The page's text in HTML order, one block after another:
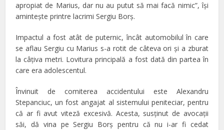
apropiat de Marius, dar nu au putut să mai facă nimic”, îşi
aminteşte printre lacrimi Sergiu Borş.
Impactul a fost atât de puternic, încât automobilul în care
se aflau Sergiu cu Marius s-a rotit de câteva ori şi a zburat
la câţiva metri. Lovitura principală a fost dată din partea în
care era adolescentul.
Învinuit de comiterea accidentului este Alexandru
Stepanciuc, un fost angajat al sistemului peniteciar, pentru
că ar fi avut viteză excesivă. Acesta, susţinut de avocaţii
săi, dă vina pe Sergiu Borş pentru că nu i-ar fi cedat